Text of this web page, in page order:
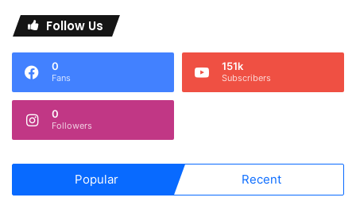
Follow Us
0
Fans
151k
Subscribers
0
Followers
Popular Recent